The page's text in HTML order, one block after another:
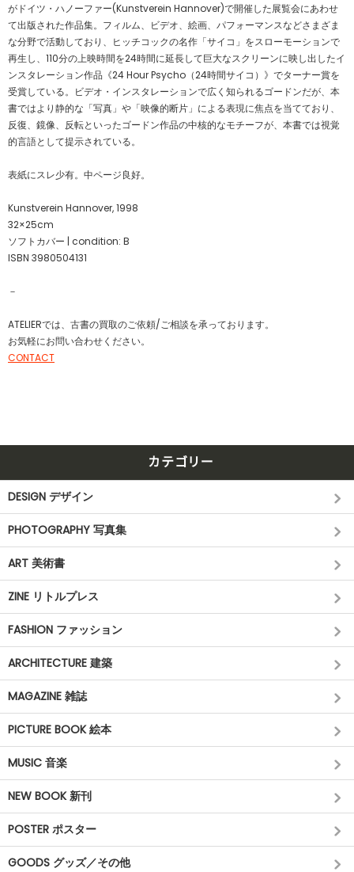
がドイツ・ハノーファー(Kunstverein Hannover)で開催した展覧会にあわせ
て出版された作品集。フィルム、ビデオ、絵画、パフォーマンスなどさまざま
な分野で活動しており、ヒッチコックの名作「サイコ」をスローモーションで
再生し、110分の上映時間を24時間に延長して巨大なスクリーンに映し出したイ
ンスタレーション作品《24 Hour Psycho（24時間サイコ）》でターナー賞を
受賞している。ビデオ・インスタレーションで広く知られるゴードンだが、本
書ではより静的な「写真」や「映像的断片」による表現に焦点を当てており、
反復、鏡像、反転といったゴードン作品の中核的なモチーフが、本書では視覚
的言語として提示されている。
表紙にスレ少有。中ページ良好。
Kunstverein Hannover, 1998
32×25cm
ソフトカバー | condition: B
ISBN 3980504131
－
ATELIERでは、古書の買取のご依頼/ご相談を承っております。
お気軽にお問い合わせください。
CONTACT
カテゴリー
DESIGN デザイン
PHOTOGRAPHY 写真集
ART 美術書
ZINE リトルプレス
FASHION ファッション
ARCHITECTURE 建築
MAGAZINE 雑誌
PICTURE BOOK 絵本
MUSIC 音楽
NEW BOOK 新刊
POSTER ポスター
GOODS グッズ／その他